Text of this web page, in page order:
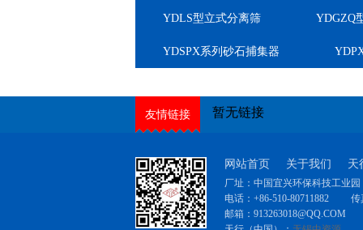
YDLS型立式分离筛 YDGZQ
YDSPX系列砂石捕集器
友情链接 暂无链接
网站首页 关于我们 天
厂址：中国宜兴环保科技工业
电话：+86-510-80711882
传
邮箱： 913263018@QQ.COM